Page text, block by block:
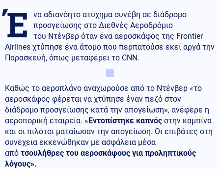
Έ
να αδιανόητο ατύχημα συνέβη σε διάδρομο
προσγείωσης στο Διεθνές Αεροδρόμιο
του Ντένβερ όταν ένα αεροσκάφος της Frontier
Airlines χτύπησε ένα άτομο που περπατούσε εκεί αργά την
Παρασκευή, όπως μεταφέρει το CNN.
Καθώς το αεροπλάνο αναχωρούσε από το Ντένβερ «το
αεροσκάφος φέρεται να χτύπησε έναν πεζό στον
διάδρομο προσγείωσης κατά την απογείωση», ανέφερε η
αεροπορική εταιρεία. «Εντοπίστηκε καπνός στην καμπίνα
και οι πιλότοι ματαίωσαν την απογείωση. Οι επιβάτες στη
συνέχεια εκκενώθηκαν με ασφάλεια μέσα
από τσουλήθρες του αεροσκάφους για προληπτικούς
λόγους».